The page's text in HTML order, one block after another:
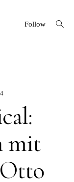
Follow
open
search
mit